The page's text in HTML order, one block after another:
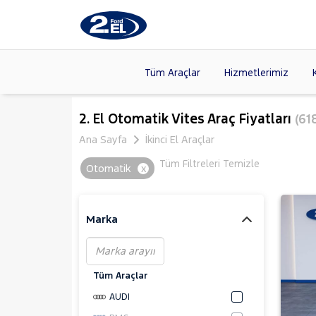
Tüm Araçlar Hizmetlerimiz
Markalar >
Modeller
Kasalar
FORD
SKODA
2. El Otomatik Vites Araç Fiyatları
Ana Sayfa
İkinci El Araçlar
Tüm Filtreleri Temizle
Otomatik x
Marka
Tüm Araçlar
AUDI